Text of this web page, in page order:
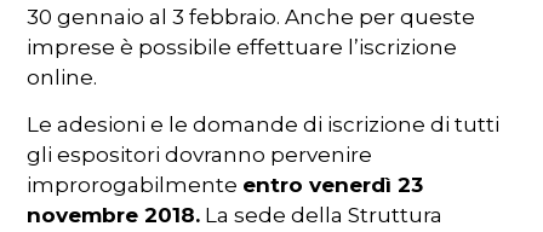
30 gennaio al 3 febbraio. Anche per queste
imprese è possibile effettuare l’iscrizione
online.
Le adesioni e le domande di iscrizione di tutti
gli espositori dovranno pervenire
improrogabilmente entro venerdì 23
novembre 2018. La sede della Struttura